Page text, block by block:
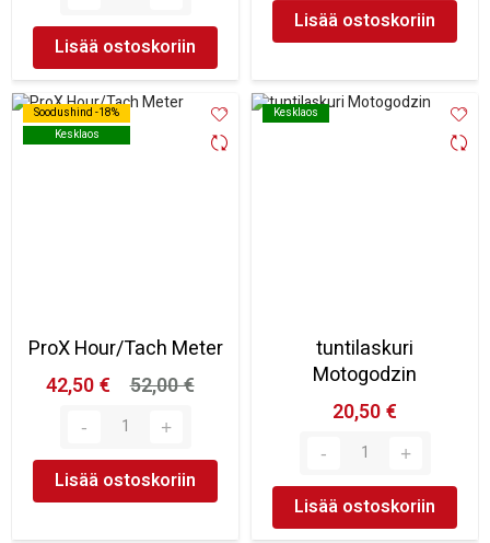
Lisää ostoskoriin
Lisää ostoskoriin
Soodushind -18%
Kesklaos
Soodushind -18%
Kesklaos
ProX Hour/Tach Meter
42,50 €
52,00 €
Lisää ostoskoriin
Kesklaos
Kesklaos
tuntilaskuri
Motogodzin
20,50 €
Lisää ostoskoriin